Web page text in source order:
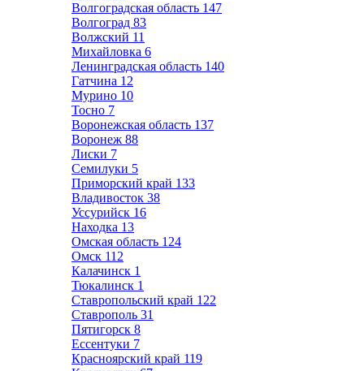
Волгоградская область 147
Волгоград 83
Волжский 11
Михайловка 6
Ленинградская область 140
Гатчина 12
Мурино 10
Тосно 7
Воронежская область 137
Воронеж 88
Лиски 7
Семилуки 5
Приморский край 133
Владивосток 38
Уссурийск 16
Находка 13
Омская область 124
Омск 112
Калачинск 1
Тюкалинск 1
Ставропольский край 122
Ставрополь 31
Пятигорск 8
Ессентуки 7
Красноярский край 119